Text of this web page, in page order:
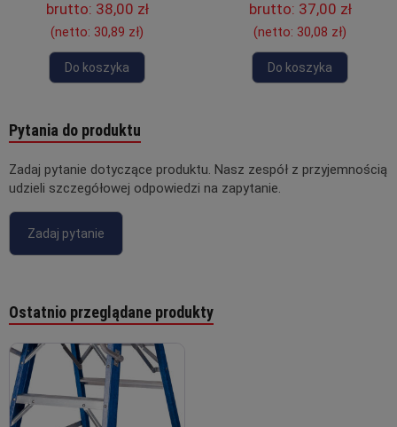
brutto: 38,00 zł
(netto: 30,89 zł)
Do koszyka
brutto: 37,00 zł
(netto: 30,08 zł)
Do koszyka
Pytania do produktu
Zadaj pytanie dotyczące produktu. Nasz zespół z przyjemnością
udzieli szczegółowej odpowiedzi na zapytanie.
Zadaj pytanie
Ostatnio przeglądane produkty